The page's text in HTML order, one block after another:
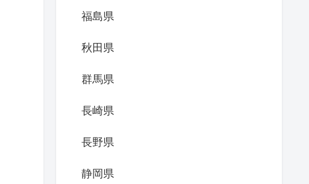
福島県
秋田県
群馬県
長崎県
長野県
静岡県